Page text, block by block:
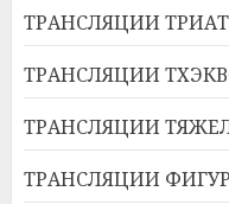
ТРАНСЛЯЦИИ
ТРАНСЛЯЦИИ
ТРАНСЛЯЦИИ
ТРАНСЛЯЦИИ